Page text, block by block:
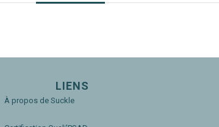
LIENS
À propos de Suckle